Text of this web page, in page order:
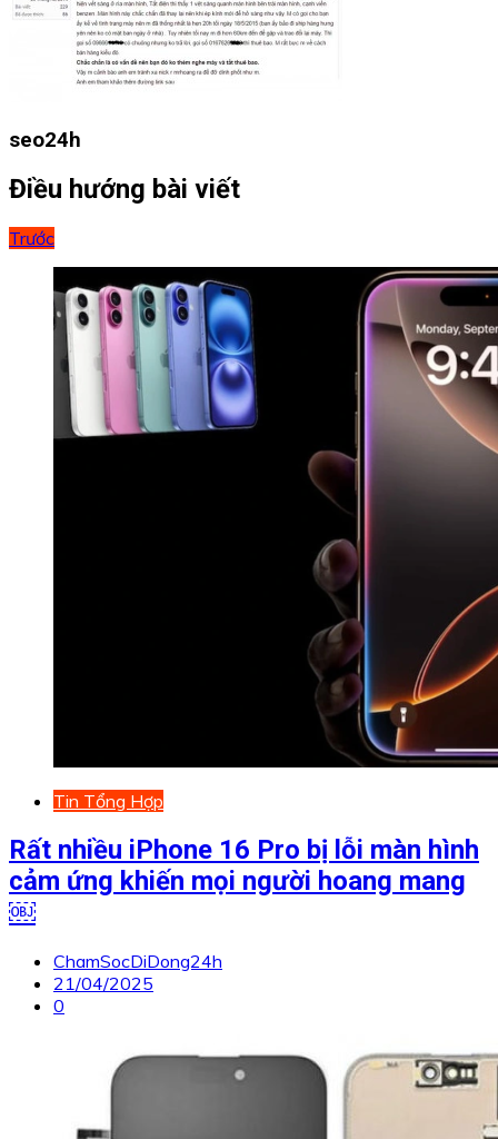
seo24h
Điều hướng bài viết
Trước
Tin Tổng Hợp
Rất nhiều iPhone 16 Pro bị lỗi màn hình
cảm ứng khiến mọi người hoang mang
￼
ChamSocDiDong24h
21/04/2025
0